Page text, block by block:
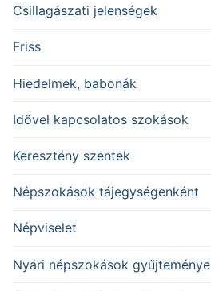
Csillagászati jelenségek
Friss
Hiedelmek, babonák
Idővel kapcsolatos szokások
Keresztény szentek
Népszokások tájegységenként
Népviselet
Nyári népszokások gyűjteménye